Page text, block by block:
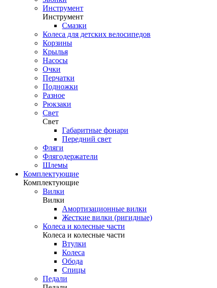
Инструмент
Инструмент
Смазки
Колеса для детских велосипедов
Корзины
Крылья
Насосы
Очки
Перчатки
Подножки
Разное
Рюкзаки
Свет
Свет
Габаритные фонари
Передний свет
Фляги
Флягодержатели
Шлемы
Комплектующие
Комплектующие
Вилки
Вилки
Амортизационные вилки
Жесткие вилки (ригидные)
Колеса и колесные части
Колеса и колесные части
Втулки
Колеса
Обода
Спицы
Педали